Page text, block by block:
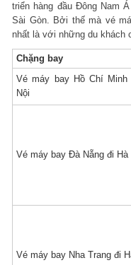
triển hàng đầu Đông Nam
Sài Gòn. Bởi thế mà vé
nhất là với những du khách
Chặng bay
Vé máy bay Hồ Chí Minh
Nội
Vé máy bay Đà Nẵng đi Hà
Vé máy bay Nha Trang đi